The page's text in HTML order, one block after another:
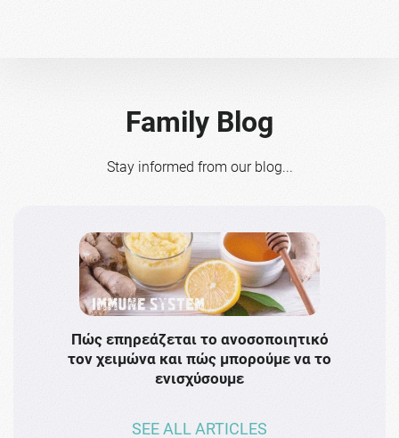
Family Blog
Stay informed from our blog...
Πώς επηρεάζεται το ανοσοποιητικό
τον χειμώνα και πώς μπορούμε να το
ενισχύσουμε
SEE ALL ARTICLES